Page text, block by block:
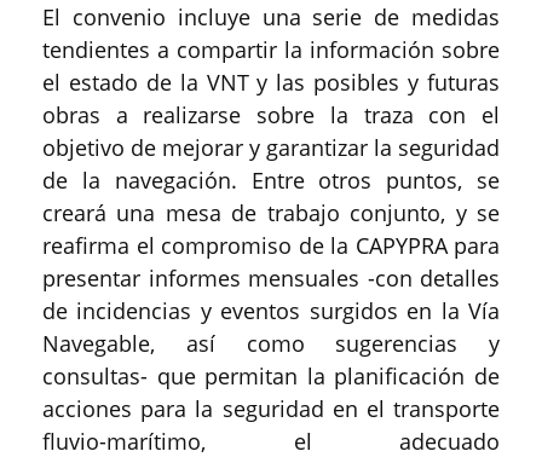
El convenio incluye una serie de medidas
tendientes a compartir la información sobre
el estado de la VNT y las posibles y futuras
obras a realizarse sobre la traza con el
objetivo de mejorar y garantizar la seguridad
de la navegación. Entre otros puntos, se
creará una mesa de trabajo conjunto, y se
reafirma el compromiso de la CAPYPRA para
presentar informes mensuales -con detalles
de incidencias y eventos surgidos en la Vía
Navegable, así como sugerencias y
consultas- que permitan la planificación de
acciones para la seguridad en el transporte
fluvio-marítimo, el adecuado